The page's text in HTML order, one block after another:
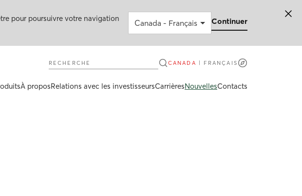
pour poursuivre votre navigation
Continuer
Recherche CANADA FRANÇAIS
À proposRelations avec les investisseursCarrièresNouvellesContacts